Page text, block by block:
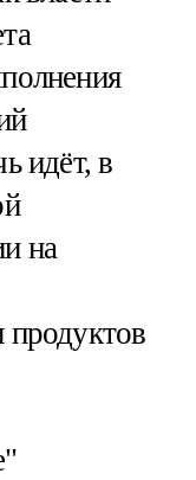
идёт, в
на
продуктов